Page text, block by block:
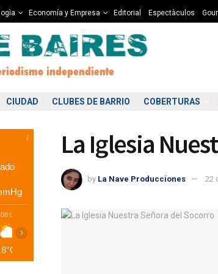
Economía y Empresa Editorial Espectàculos
CIUDAD CLUBES DE BARRIO COBERTURAS
La Iglesia
by La Nave Producciones 22
08:00
8°C
10:00 11:00 12:00 13:00
›